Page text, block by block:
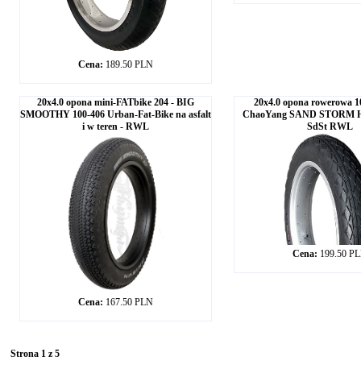
Cena: 189.50 PLN
20x4.0 opona mini-FATbike 204 - BIG
SMOOTHY 100-406 Urban-Fat-Bike na asfalt
i w teren - RWL
Cena: 167.50 PLN
20x4.0 opona rowerowa
ChaoYang SAND STORM
SdSt RWL
Cena: 199.50
Strona 1 z 5